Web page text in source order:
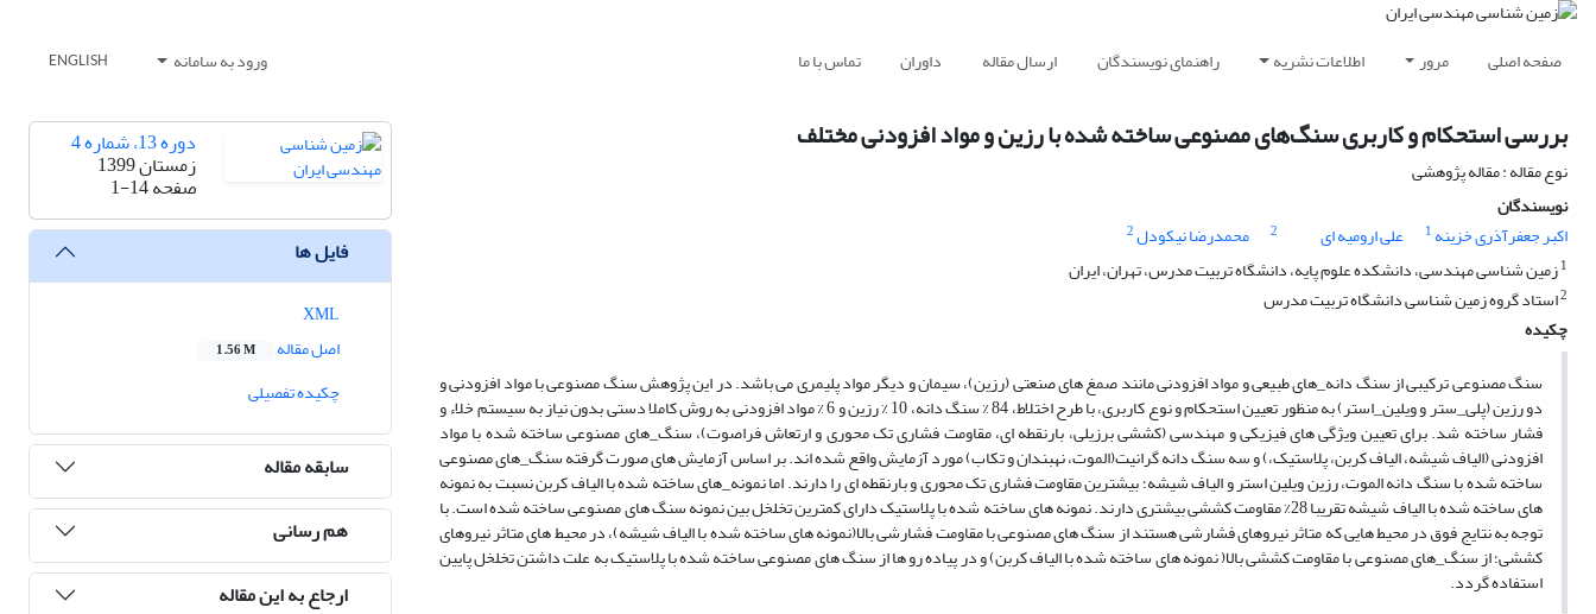
صفحه اصلی مرور اطلاعات نشریه راهنمای نویسندگان ارسال مقاله داوران تماس با ما ورود به سامانه ENGLISH
بررسی استحکام و کاربری سنگ‌های مصنوعی ساخته شده با رزین‌ و مواد افزودنی مختلف
نوع مقاله : مقاله پژوهشی
نویسندگان
اکبر جعفرآذری خزینه 1 علی ارومیه ای 2 محمدرضا نیکودل2
1زمین شناسی مهندسی، دانشکده علوم پایه، دانشگاه تربیت مدرس، تهران، ایران
2استاد گروه زمین شناسی دانشگاه تربیت مدرس
چکیده
سنگ مصنوعی ترکیبی از سنگ دانه_های طبیعی و مواد افزودنی مانند صمغ های صنعتی (رزین)، سیمان و دیگر مواد پلیمری می باشد. در این پژوهش سنگ مصنوعی با مواد افزودنی و
دو رزین (پلی_ستر و ویلین_استر) به منظور تعیین استحکام و نوع کاربری، با طرح اختلاط، 84 % سنگ دانه، 10 % رزین و 6 % مواد افزودنی به روش کاملا دستی بدون نیاز به سیستم خلاء و
فشار ساخته شد. برای تعیین ویژگی های فیزیکی و مهندسی (کششی برزیلی، بارنقطه ای، مقاومت فشاری تک محوری و ارتعاش فراصوت)، سنگ_های مصنوعی ساخته شده با مواد
افزودنی (الیاف شیشه، الیاف کربن، پلاستیک،) و سه سنگ دانه گرانیت(الموت، نهبندان و تکاب) مورد آزمایش واقع شده اند. بر اساس آزمایش های صورت گرفته سنگ_های مصنوعی
ساخته شده با سنگ دانه الموت، رزین ویلین استر و الیاف شیشه؛ بیشترین مقاومت فشاری تک محوری و بارنقطه ای را دارند. اما نمونه_های ساخته شده با الیاف کربن نسبت به نمونه
های ساخته شده با الیاف شیشه تقریبا 28% مقاومت کششی بیشتری دارند. نمونه های ساخته شده با پلاستیک دارای کمترین تخلخل بین نمونه سنگ های مصنوعی ساخته شده است. با
توجه به نتایج فوق در محیط هایی که متاثر نیروهای فشارشی هستند از سنگ های مصنوعی با مقاومت فشارشی بالا(نمونه های ساخته شده با الیاف شیشه)، در محیط های متاثر نیروهای
کششی؛ از سنگ_های مصنوعی با مقاومت کششی بالا( نمونه های ساخته شده با الیاف کربن) و در پیاده رو ها از سنگ های مصنوعی ساخته شده با پلاستیک به علت داشتن تخلخل پایین
استفاده گردد.
دوره 13، شماره 4
زمستان 1399
صفحه1-14
فایل ها
اصل مقاله
1.56 M
چکیده تفصیلی
سابقه مقاله
هم رسانی
ارجاع به این مقاله